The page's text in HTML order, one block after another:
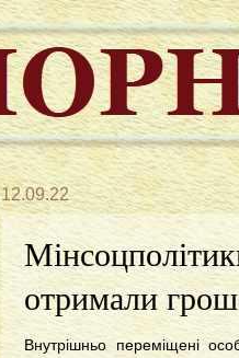
12.09.22
отримали
Внутрішньо переміщені